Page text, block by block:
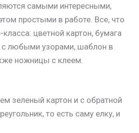
самыми интересными,
простыми в работе. Все, что
цветной картон, бумага
с любыми узорами, шаблон в
ножницы с клеем.
зеленый картон и с обратной
то есть саму елку, и